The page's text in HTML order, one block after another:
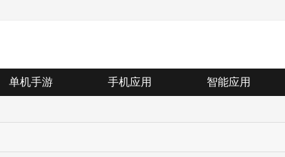
单机手游 手机应用 智能应用